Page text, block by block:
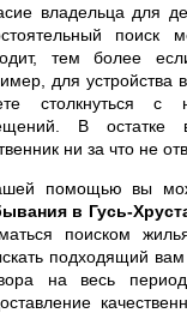
владельца для
тем более
для
столкнуться с
В остатке
ни за что не
помощью вы
в Гусь-
поиском
подходящий
на весь